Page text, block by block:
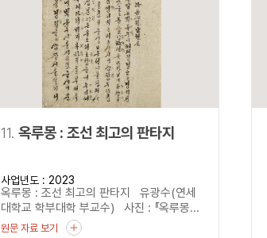
11. 옥루몽 : 조선 최고의 판타지
사업년도 : 2023
옥루몽 : 조선 최고의 판타지 유광수(연세
대학교 학부대학 부교수) 사진 : 『옥루몽...
원문 자료 보기